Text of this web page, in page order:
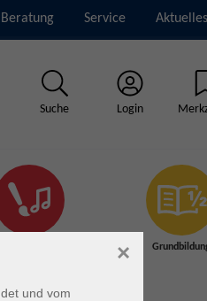
Beratung Service Aktuelles
Suche Login
und vom
×